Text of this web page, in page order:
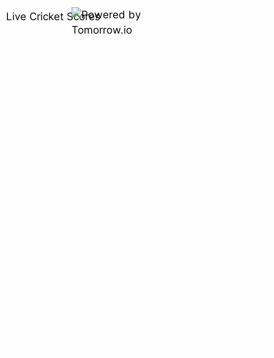
Live Cricket Scores